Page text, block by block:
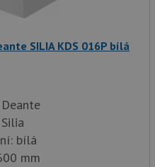
SILIA KDS 016P bílá
bílá
mm